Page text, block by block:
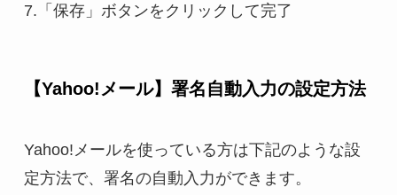
7.「保存」ボタンをクリックして完了
【Yahoo!メール】署名自動入力の設定方法
Yahoo!メールを使っている方は下記のような設
定方法で、署名の自動入力ができます。